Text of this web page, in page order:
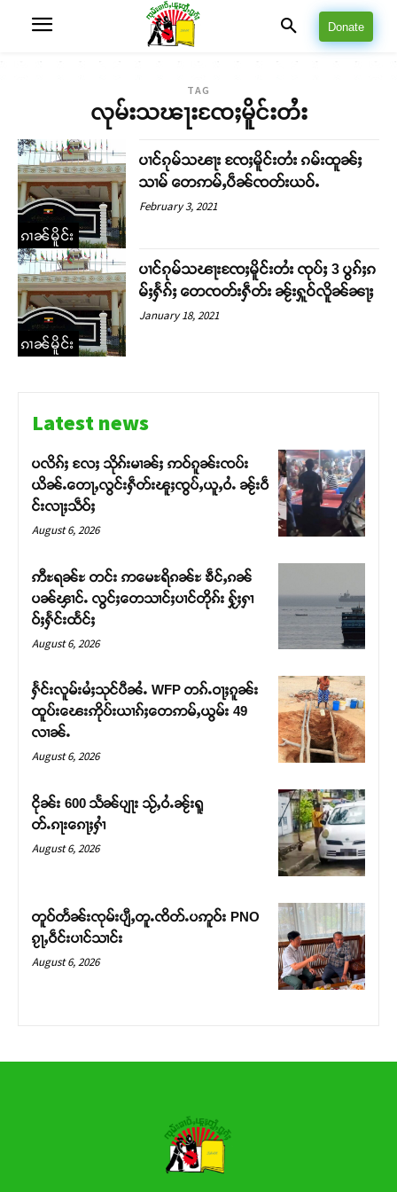
Support SHAN
တႃႇႁႂ်ႈသဵင်ၵၢင်ၸႂ်ၵူၼ်းမိူင်း ၵူႈတီႈၵူႈလႅၼ်ပေႃးတေၸွ
တ်ႇ တူဝ်ႈလုမ်ႈၾႃႉၼၼ်ႉ ၶဝ်ႈႁူမ်ႈၵမ်ႉထႅမ် ၸုမ်းၶၢ
Donate
TAG
လုမ်းသၽႃးၸႄႈမိူင်းတႆး
ၵၢၼ်မိူင်း
ပၢင်ၵုမ်သၽႃး ၸႄႈမိူင်းတႆး ၵမ်းထူၼ်ႈ
သၢမ် တေဢမ်ႇပဵၼ်ၸတ်းယဝ်ႉ
February 3, 2021
ၵၢၼ်မိူင်း
ပၢင်ၵုမ်သၽႃးၸႄႈမိူင်းတႆး ၸုပ်ႈ 3 ပွၵ်ႈၵ
မ်ႈႁႅၵ်ႈ တေၸတ်းႁဵတ်း ၼႂ်းႁူဝ်လိူၼ်ၼႃႈ
January 18, 2021
Latest news
ပလိၵ်ႈ လႄႈ သိုၵ်းမၢၼ်ႈ ဢဝ်ၵူၼ်းၸပ်း
ယိၼ်ႉတေႃႇလွင်းႁဵတ်းၽူႈၸွပ်ႇယူႇဝႆႉ ၼႂ်းဝဵ
င်းလႃႈသဵဝ်ႈ
August 6, 2026
ဢီႊရၼ်ႊ တင်း ဢမေႊရိၵၼ်ႊ ၶဵင်ႇၵၼ်
ပၼ်ၾၢင်ႉ လွင်ႈတေသၢင်ႈပၢင်တိုၵ်း ႁႂ်ႈႁၢ
ဝ်ႈႁႅင်းထႅင်ႈ
August 6, 2026
ႁႅင်းလူမ်းမႆႈသုင်ပီၼႆႉ WFP တၵ်ႉဝႃႈၵူၼ်း
ထူပ်းၽေးဢိုပ်းယၢၵ်ႈတေဢမ်ႇယွမ်း 49
လၢၼ်ႉ
August 6, 2026
ငိုၼ်း 600 သႅၼ်ပျႃး သႂ်ႇဝႆႉၼႂ်းရူ
တ်ႉၵႃးၵေႃႈႁၢႆ
August 6, 2026
တူဝ်တႅၼ်းၸုမ်းပျီႇတူႉၸိတ်ႉပဢူဝ်း PNO
ၵႂႃႇဝဵင်းပၢင်သၢင်း
August 6, 2026